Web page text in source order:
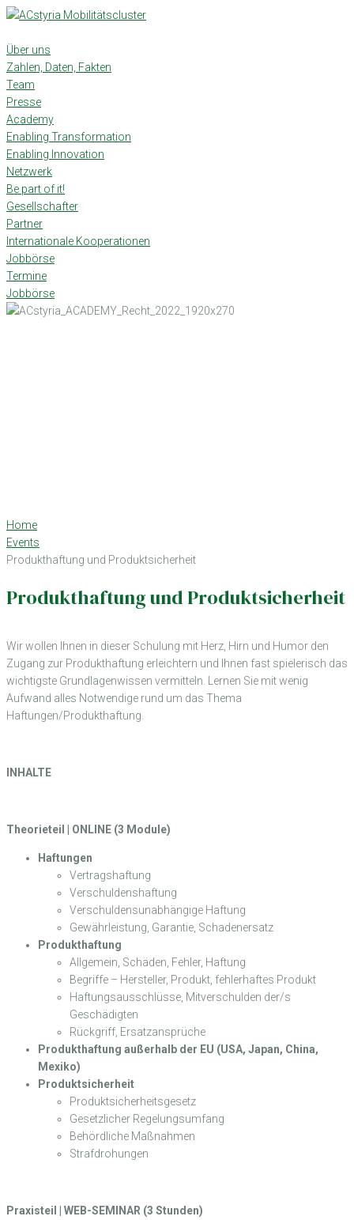
Skip
content
Über uns
Zahlen, Daten, Fakten
Team
Presse
Academy
Enabling Transformation
Enabling Innovation
Netzwerk
Be part of it!
Gesellschafter
Partner
Internationale Kooperationen
Jobbörse
Termine
Jobbörse
Home
Events
Produkthaftung und Produktsicherheit
Produkthaftung und Produktsicherheit
Wir wollen Ihnen in dieser Schulung mit Herz, Hirn und Humor den
Zugang zur Produkthaftung erleichtern und Ihnen fast spielerisch das
wichtigste Grundlagenwissen vermitteln. Lernen Sie mit wenig
Aufwand alles Notwendige rund um das Thema
Haftungen/Produkthaftung.
INHALTE
Theorieteil | ONLINE (3 Module)
Haftungen
Vertragshaftung
Verschuldenshaftung
Verschuldensunabhängige Haftung
Gewährleistung, Garantie, Schadenersatz
Produkthaftung
Allgemein, Schäden, Fehler, Haftung
Begriffe – Hersteller, Produkt, fehlerhaftes Produkt
Haftungsausschlüsse, Mitverschulden der/s
Geschädigten
Rückgriff, Ersatzansprüche
Produkthaftung außerhalb der EU (USA, Japan, China,
Mexiko)
Produktsicherheit
Produktsicherheitsgesetz
Gesetzlicher Regelungsumfang
Behördliche Maßnahmen
Strafdrohungen
Praxisteil | WEB-SEMINAR (3 Stunden)